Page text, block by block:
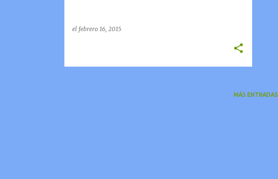
el febrero 16, 2015
MÁS ENTRADAS